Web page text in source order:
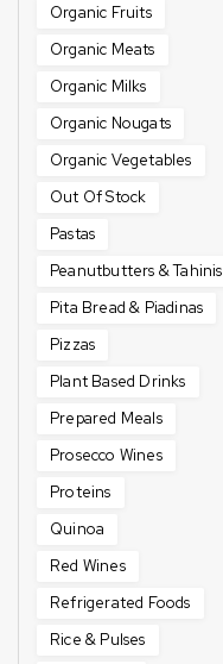
Organic Fruits
Organic Meats
Organic Milks
Organic Nougats
Organic Vegetables
Out Of Stock
Pastas
Peanutbutters & Tahinis
Pita Bread & Piadinas
Pizzas
Plant Based Drinks
Prepared Meals
Prosecco Wines
Proteins
Quinoa
Red Wines
Refrigerated Foods
Rice & Pulses